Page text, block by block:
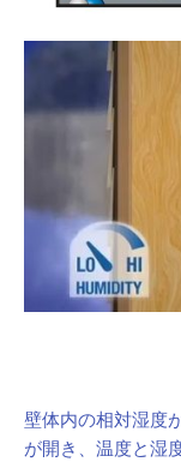
壁体内の相対湿度
が開き、温度と湿